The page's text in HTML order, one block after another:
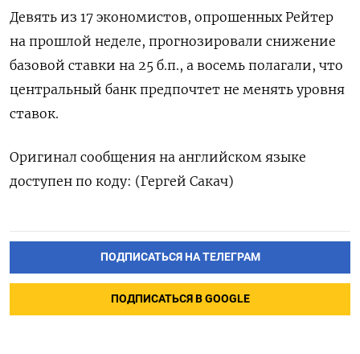
Девять из 17 экономистов, опрошенных Рейтер
на прошлой неделе, прогнозировали снижение
базовой ставки на 25 б.п., а восемь полагали, что
центральный банк предпочтет не менять уровня
ставок.
Оригинал сообщения на английском языке
доступен по коду: (Гергей Сакач)
ПОДПИСАТЬСЯ НА ТЕЛЕГРАМ
ПОДПИСАТЬСЯ В GOOGLE